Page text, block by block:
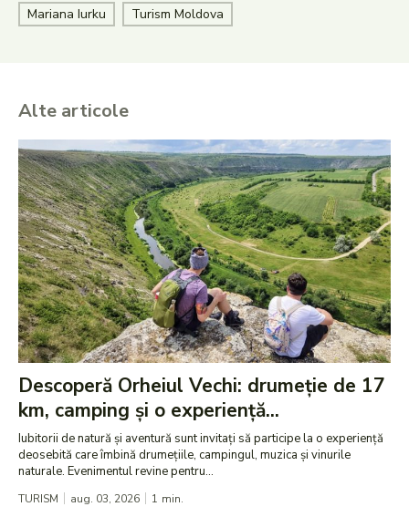
Mariana Iurku Turism Moldova
Alte articole
Descoperă Orheiul Vechi: drumeție de 17
km, camping și o experiență...
Iubitorii de natură și aventură sunt invitați să participe la o experiență
deosebită care îmbină drumețiile, campingul, muzica și vinurile
naturale. Evenimentul revine pentru...
TURISM aug. 03, 2026 1 min.